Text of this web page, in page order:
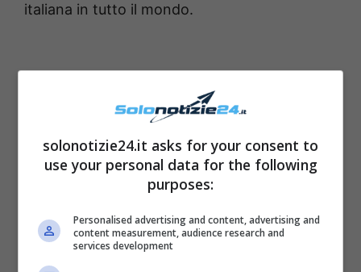
italiana in tutto il mondo.
solonotizie24.it asks for your consent to
use your personal data for the following
purposes:
Personalised advertising and content, advertising and
content measurement, audience research and
services development